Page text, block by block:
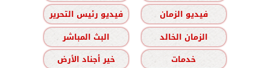
فيديو الزمان
فيديو رئيس التحرير
الزمان الخالد
البث المباشر
خدمات
خير أجناد الأرض